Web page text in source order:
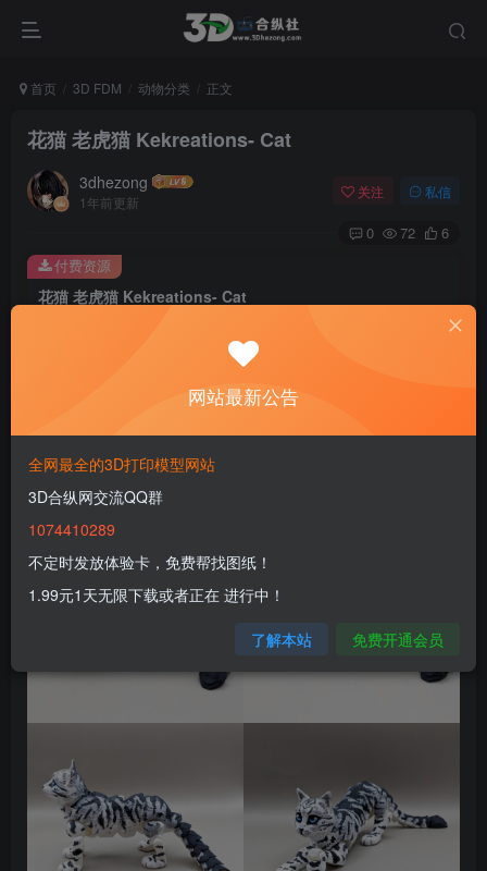
首页 3D FDM 动物分类 正文
花猫 老虎猫 Kekreations- Cat
3dhezong
1年前更新
关注 私信
0 72 6
花猫 老虎猫 Kekreations- Cat
100
免费
付费资源
网站最新公告
全网最全的3D打印模型网站
3D合纵网交流QQ群
1074410289
不定时发放体验卡，免费帮找图纸！
1.99元1天无限下载或者正在 进行中！
了解本站 免费开通会员